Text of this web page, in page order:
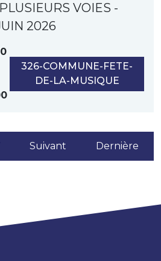
VOIES -
2026
326-COMMUNE-FETE-
DE-LA-MUSIQUE
Suivant Dernière